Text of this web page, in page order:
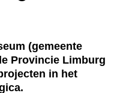
(gemeente
Provincie Limburg
in het